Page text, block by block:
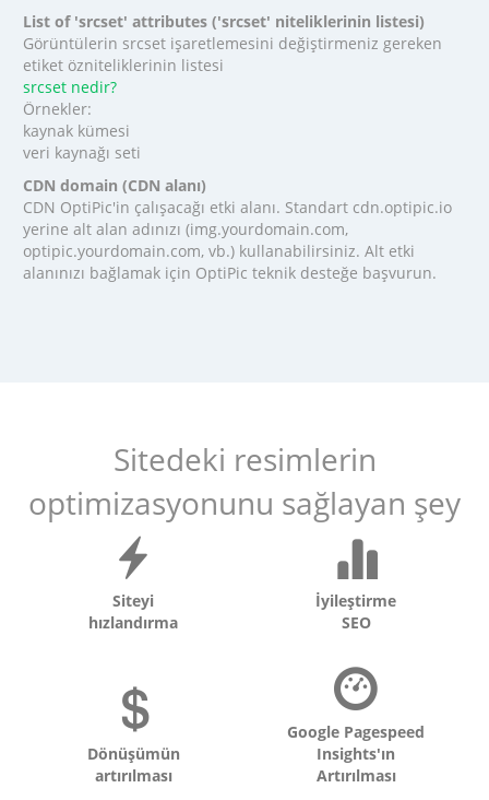
List of 'srcset' attributes ('srcset' niteliklerinin listesi)
Görüntülerin srcset işaretlemesini değiştirmeniz gereken
etiket özniteliklerinin listesi
srcset nedir?
Örnekler:
kaynak kümesi
veri kaynağı seti
CDN domain (CDN alanı)
CDN OptiPic'in çalışacağı etki alanı. Standart cdn.optipic.io
yerine alt alan adınızı (img.yourdomain.com,
optipic.yourdomain.com, vb.) kullanabilirsiniz. Alt etki
alanınızı bağlamak için OptiPic teknik desteğe başvurun.
Sitedeki resimlerin
optimizasyonunu sağlayan şey
Siteyi
hızlandırma
İyileştirme
SEO
Dönüşümün
artırılması
Google Pagespeed
Insights'ın
Artırılması